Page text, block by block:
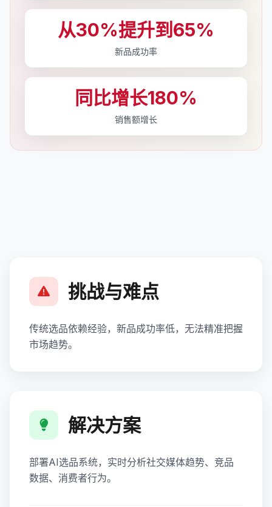
从30%提升到65%
新品成功率
同比增长180%
销售额增长
挑战与难点
传统选品依赖经验，新品成功率低，无法精准把握
市场趋势。
解决方案
部署AI选品系统，实时分析社交媒体趋势、竞品
数据、消费者行为。